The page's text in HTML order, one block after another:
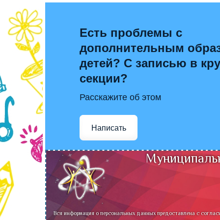
Есть проблемы с
дополнительным
детей? С записью в
секции?
Расскажите об этом
Написать
Вся информация о персональных данных предоставлена с